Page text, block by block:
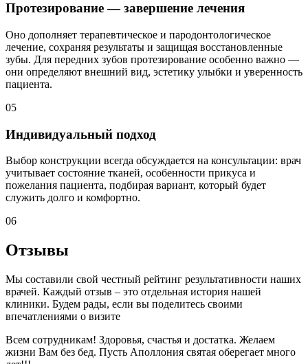
Протезирование — завершение лечения
Оно дополняет терапевтическое и пародонтологическое
лечение, сохраняя результаты и защищая восстановленные
зубы. Для передних зубов протезирование особенно важно —
они определяют внешний вид, эстетику улыбки и уверенность
пациента.
05
Индивидуальный подход
Выбор конструкции всегда обсуждается на консультации: врач
учитывает состояние тканей, особенности прикуса и
пожелания пациента, подбирая вариант, который будет
служить долго и комфортно.
06
Отзывы
Мы составили свой честный рейтинг результативности наших
врачей. Каждый отзыв – это отдельная история нашей
клиники. Будем рады, если вы поделитесь своими
впечатлениями о визите
Всем сотрудникам! Здоровья, счастья и достатка. Желаем
жизни Вам без бед. Пусть Аполлония святая оберегает много